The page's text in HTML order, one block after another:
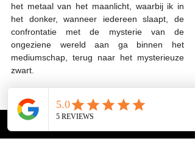
het metaal van het maanlicht, waarbij ik in
het donker, wanneer iedereen slaapt, de
confrontatie met de mysterie van de
ongeziene wereld aan ga binnen het
mediumschap, terug naar het mysterieuze
zwart.